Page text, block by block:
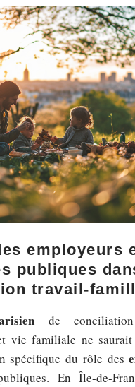
employeurs
publiques
travail-
de
vie familiale ne
spécifique du rôle des
En Île-de-